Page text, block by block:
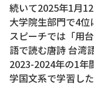
続いて2025年1月
大学院生部門で4位
スピーチでは「用
語で読む唐詩 台湾
2023-2024年の1年
学国文系で学習し